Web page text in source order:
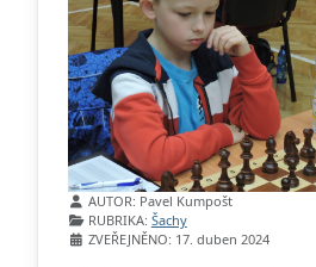
Základní údaje
AUTOR: Pavel Kumpošt
RUBRIKA: Šachy
ZVEŘEJNĚNO: 17. duben 2024